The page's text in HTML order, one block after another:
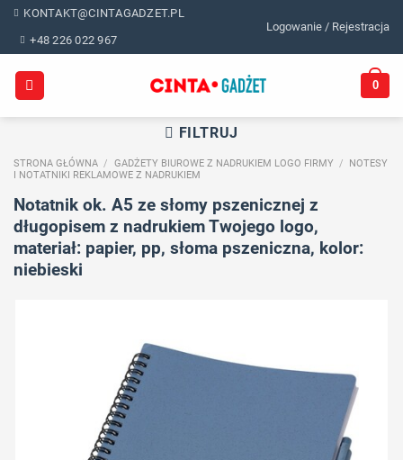
Skip
content
KONTAKT@CINTAGADZET.PL
+48 226 022 967
Logowanie / Rejestracja
0
FILTRUJ
STRONA GŁÓWNA / GADŻETY BIUROWE Z NADRUKIEM LOGO FIRMY /
NOTESY
I NOTATNIKI REKLAMOWE Z NADRUKIEM
Notatnik ok. A5 ze słomy pszenicznej z
długopisem z nadrukiem Twojego logo,
materiał: papier, pp, słoma pszeniczna, kolor:
niebieski